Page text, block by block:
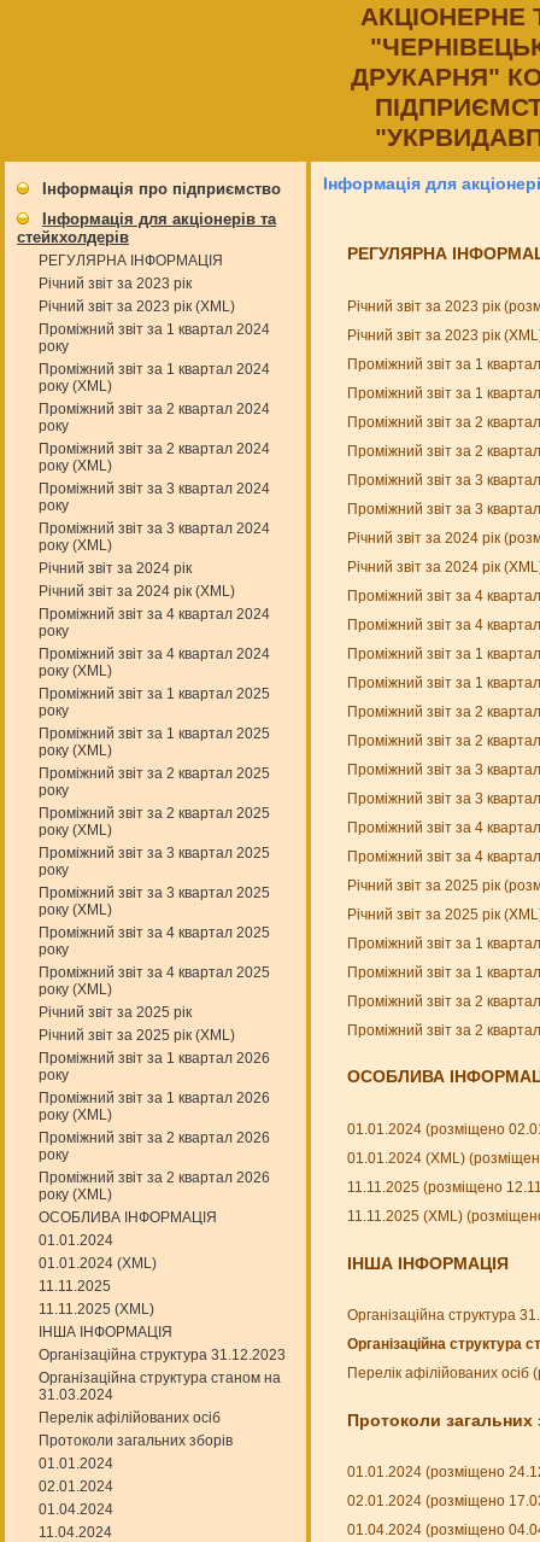
АКЦIОНЕРНЕ
ДРУКАРНЯ"
Інформація про підприємство
Інформація для акціонерів та
стейкхолдерів
РЕГУЛЯРНА ІНФОРМАЦІЯ
Річний звіт за 2023 рік
Річний звіт за 2023 рік (XML)
Проміжний звіт за 1 квартал 2024
року
Проміжний звіт за 1 квартал 2024
року (XML)
Проміжний звіт за 2 квартал 2024
року
Проміжний звіт за 2 квартал 2024
року (XML)
Проміжний звіт за 3 квартал 2024
року
Проміжний звіт за 3 квартал 2024
року (XML)
Річний звіт за 2024 рік
Річний звіт за 2024 рік (XML)
Проміжний звіт за 4 квартал 2024
року
Проміжний звіт за 4 квартал 2024
року (XML)
Проміжний звіт за 1 квартал 2025
року
Проміжний звіт за 1 квартал 2025
року (XML)
Проміжний звіт за 2 квартал 2025
року
Проміжний звіт за 2 квартал 2025
року (XML)
Проміжний звіт за 3 квартал 2025
року
Проміжний звіт за 3 квартал 2025
року (XML)
Проміжний звіт за 4 квартал 2025
року
Проміжний звіт за 4 квартал 2025
року (XML)
Річний звіт за 2025 рік
Річний звіт за 2025 рік (XML)
Проміжний звіт за 1 квартал 2026
року
Проміжний звіт за 1 квартал 2026
року (XML)
Проміжний звіт за 2 квартал 2026
року
Проміжний звіт за 2 квартал 2026
року (XML)
ОСОБЛИВА ІНФОРМАЦІЯ
01.01.2024
01.01.2024 (XML)
11.11.2025
11.11.2025 (XML)
ІНША ІНФОРМАЦІЯ
Організаційна структура 31.12.2023
Організаційна структура станом на
31.03.2024
Перелік афілійованих осіб
Протоколи загальних зборів
01.01.2024
02.01.2024
01.04.2024
11.04.2024
Інформація для
РЕГУЛЯРНА
Річний звіт за 2023 рік
Річний звіт за 2023 рік
Проміжний звіт за 1
Проміжний звіт за 1
Проміжний звіт за 2
Проміжний звіт за 2
Проміжний звіт за 3
Проміжний звіт за 3
Річний звіт за 2024 рік
Річний звіт за 2024 рік
Проміжний звіт за 4
Проміжний звіт за 4
Проміжний звіт за 1
Проміжний звіт за 1
Проміжний звіт за 2
Проміжний звіт за 2
Проміжний звіт за 3
Проміжний звіт за 3
Проміжний звіт за 4
Проміжний звіт за 4
Річний звіт за 2025 рік
Річний звіт за 2025 рік
Проміжний звіт за 1
Проміжний звіт за 1
Проміжний звіт за 2
Проміжний звіт за 2
ОСОБЛИВА
01.01.2024 (розміщено
01.01.2024 (XML)
11.11.2025 (розміщено
11.11.2025 (XML)
ІНША ІНФОРМАЦІЯ
Організаційна структура
Організаційна структура
Перелік афілійованих
Протоколи загальних
01.01.2024 (розміщено
02.01.2024 (розміщено
01.04.2024 (розміщено